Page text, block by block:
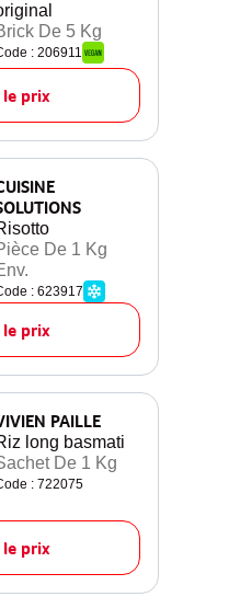
De 5 Kg
: 206911
prix
De 1 Kg
: 623917
prix
PAILLE
long basmati
De 1 Kg
: 722075
prix